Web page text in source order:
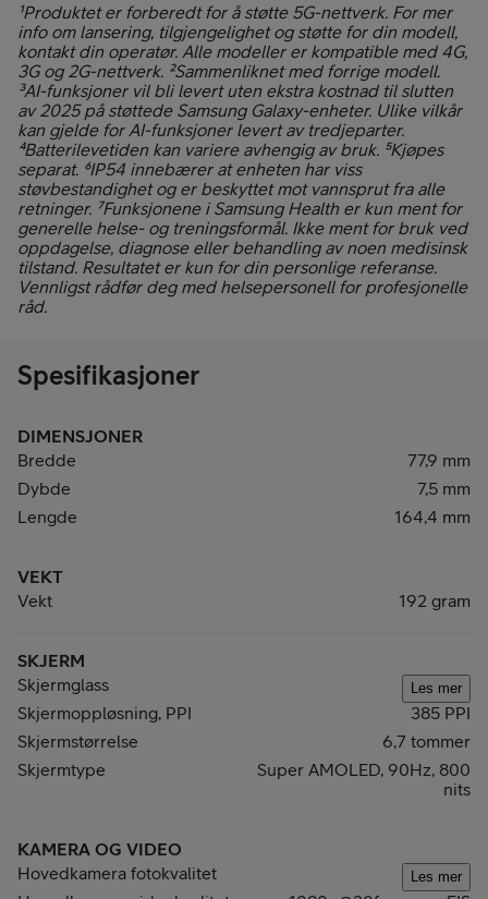
¹Produktet er forberedt for å støtte 5G-nettverk. For mer
info om lansering, tilgjengelighet og støtte for din modell,
kontakt din operatør. Alle modeller er kompatible med 4G,
3G og 2G-nettverk. ²Sammenliknet med forrige modell.
³AI-funksjoner vil bli levert uten ekstra kostnad til slutten
av 2025 på støttede Samsung Galaxy-enheter. Ulike vilkår
kan gjelde for AI-funksjoner levert av tredjeparter.
⁴Batterilevetiden kan variere avhengig av bruk. ⁵Kjøpes
separat. ⁶IP54 innebærer at enheten har viss
støvbestandighet og er beskyttet mot vannsprut fra alle
retninger. ⁷Funksjonene i Samsung Health er kun ment for
generelle helse- og treningsformål. Ikke ment for bruk ved
oppdagelse, diagnose eller behandling av noen medisinsk
tilstand. Resultatet er kun for din personlige referanse.
Vennligst rådfør deg med helsepersonell for profesjonelle
råd.
Spesifikasjoner
DIMENSJONER
Bredde
77,9 mm
Dybde
7,5 mm
Lengde
164,4 mm
VEKT
Vekt
192 gram
SKJERM
Skjermglass
Les mer
Skjermoppløsning, PPI
385 PPI
Skjermstørrelse
6,7 tommer
Skjermtype
Super AMOLED, 90Hz, 800
nits
KAMERA OG VIDEO
Hovedkamera fotokvalitet
Les mer